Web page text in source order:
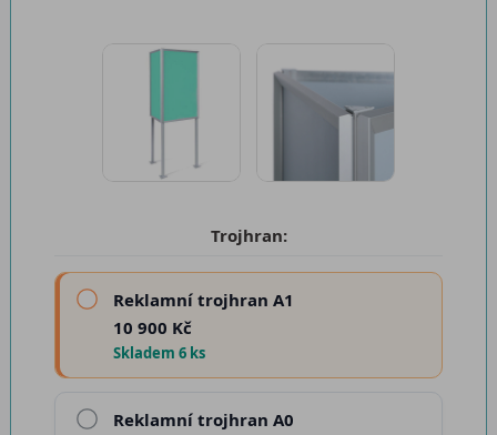
Trojhran:
Reklamní trojhran A1
10 900 Kč
Skladem 6 ks
Reklamní trojhran A0